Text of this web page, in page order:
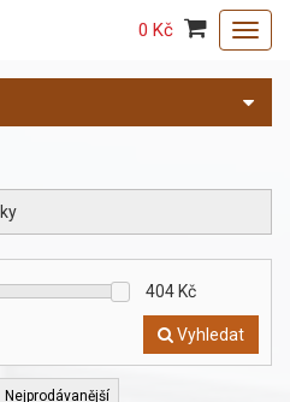
0 Kč
404 Kč
Vyhledat
Nejprodávanější